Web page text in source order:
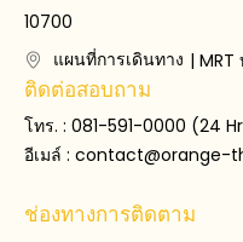
10700
แผนที่การเดินทาง |
ติดต่อสอบถาม
โทร. : 081-591-0000 (24
อีเมล์ : contact@orange-
ช่องทางการติดตาม